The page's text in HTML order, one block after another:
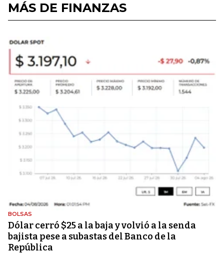
MÁS DE FINANZAS
BOLSAS
Dólar cerró $25 a la baja y volvió a la senda
bajista pese a subastas del Banco de la
República